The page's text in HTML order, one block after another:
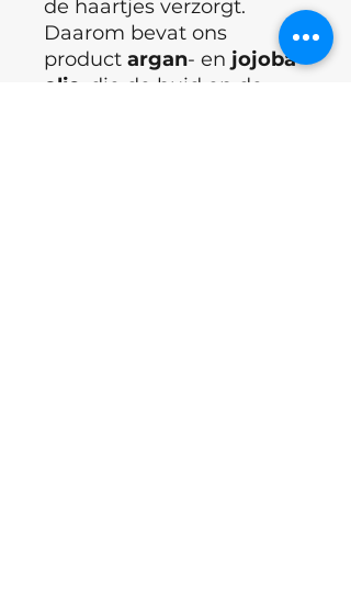
de haartjes verzorgt.
Daarom bevat ons
product argan- en jojoba-
olie , die de huid en de